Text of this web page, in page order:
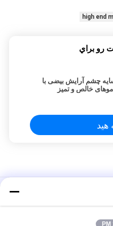
high end
رو براي
چشم آرایش بیضی با
موهای خالص و تمیز
هید
موهای بز نرم
برس آرایش موی بزی فن بزرگ Vonira Beauty / برس آرایشی دسته